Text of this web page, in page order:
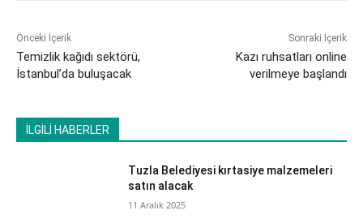
Önceki İçerik
Temizlik kağıdı sektörü,
İstanbul’da buluşacak
Sonraki İçerik
Kazı ruhsatları online
verilmeye başlandı
İLGİLİ HABERLER
Tuzla Belediyesi kırtasiye malzemeleri
satın alacak
11 Aralık 2025